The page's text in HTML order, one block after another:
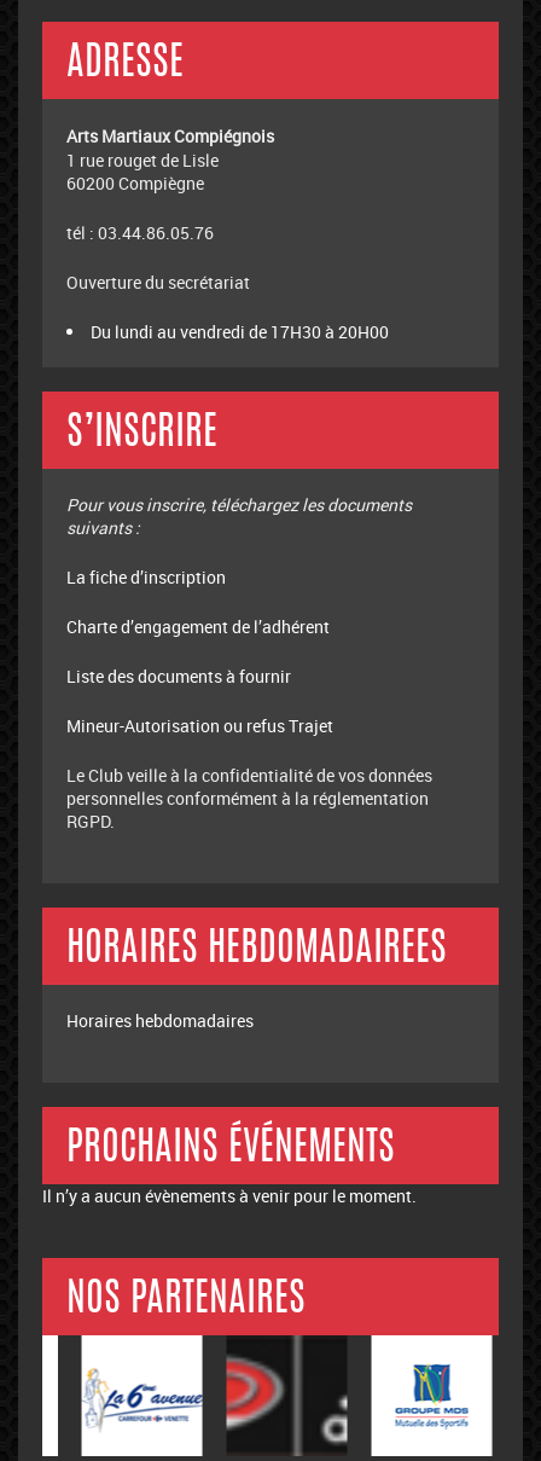
ADRESSE
Arts Martiaux Compiégnois
1 rue rouget de Lisle
60200 Compiègne
tél : 03.44.86.05.76
Ouverture du secrétariat
Du lundi au vendredi de 17H30 à 20H00
S’INSCRIRE
Pour vous inscrire, téléchargez les documents
suivants :
La fiche d’inscription
Charte d’engagement de l’adhérent
Liste des documents à fournir
Mineur-Autorisation ou refus Trajet
Le Club veille à la confidentialité de vos données
personnelles conformément à la réglementation
RGPD.
HORAIRES HEBDOMADAIREES
Horaires hebdomadaires
PROCHAINS ÉVÉNEMENTS
Il n’y a aucun évènements à venir pour le moment.
NOS PARTENAIRES